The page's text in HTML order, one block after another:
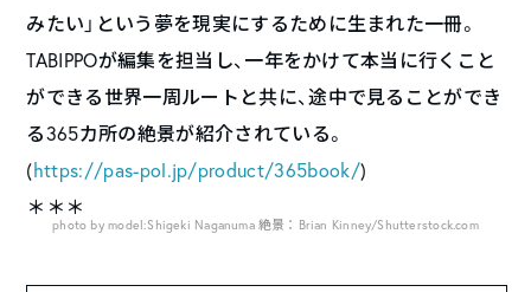
みたい」という夢を現実にするために生まれた一冊。
TABIPPOが編集を担当し、一年をかけて本当に行くこと
ができる世界一周ルートと共に、途中で見ることができ
る365カ所の絶景が紹介されている。
(https://pas-pol.jp/product/365book/)
＊＊＊
photo by model:Shigeki Naganuma 絶景：Brian Kinney/Shutterstock.com